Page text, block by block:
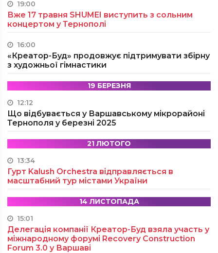
19:00
Вже 17 травня SHUMEI виступить з сольним
концертом у Тернополі
16:00
«Креатор-Буд» продовжує підтримувати збірну
з художньої гімнастики
19 БЕРЕЗНЯ
12:12
Що відбувається у Варшавському мікрорайоні
Тернополя у березні 2025
21 ЛЮТОГО
13:34
Гурт Kalush Orchestra відправляється в
масштабний тур містами України
14 ЛИСТОПАДА
15:01
Делегація компанії Креатор-Буд взяла участь у
міжнародному форумі Recovery Construction
Forum 3.0 у Варшаві